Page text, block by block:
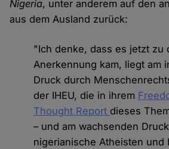
Nigeria, unter anderem auf den
aus dem Ausland zurück:
"Ich denke, dass es jetzt zu
Anerkennung kam, liegt am
Druck durch
der IHEU, die in ihrem
Thought Report dieses
– und am wachsenden
nigerianische Atheisten und